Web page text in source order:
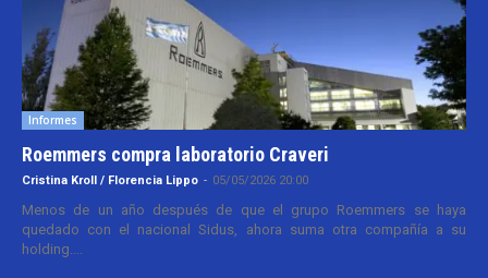
Informes
Roemmers compra laboratorio Craveri
Cristina Kroll / Florencia Lippo - 05/05/2026 20:00
Menos de un año después de que el grupo Roemmers se haya
quedado con el nacional Sidus, ahora suma otra compañía a su
holding....